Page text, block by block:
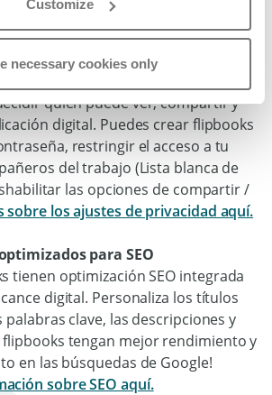
Customize
necessary cookies only
tu flipbook aquí.
de seguridad integradas
quién puede ver, compartir y
digital. Puedes crear flipbooks
restringir el acceso a tu
del trabajo (Lista blanca de
las opciones de compartir /
sobre los ajustes de privacidad aquí.
para SEO
tienen optimización SEO integrada
digital. Personaliza los títulos
palabras clave, las descripciones y
tengan mejor rendimiento y
en las búsquedas de Google!
sobre SEO aquí.